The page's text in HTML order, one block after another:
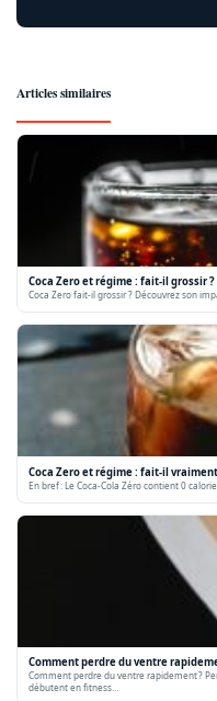
Articles similaires
Coca Zero et régime : fait-il grossir ?
Coca Zero fait-il grossir ? Découvrez son
Coca Zero et régime : fait-il
En bref : Le Coca-Cola Zéro contient 0
Comment perdre du ventre
Comment perdre du ventre rapidement ?
débutent en fitness…